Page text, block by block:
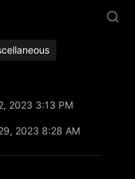
2023 3:13 PM
2023 8:28 AM